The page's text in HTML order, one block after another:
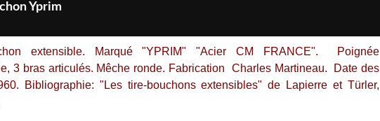
Yprim
extensible. Marqué "YPRIM" "Acier CM FRANCE". Poignée
3 bras articulés. Mêche ronde. Fabrication Charles Martineau. Date des
Bibliographie: "Les tire-bouchons extensibles" de Lapierre et Türler,